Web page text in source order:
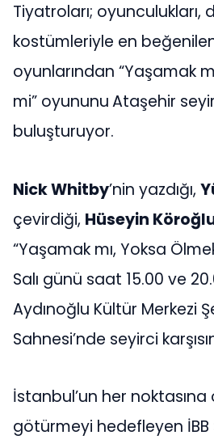
Tiyatroları; oyunculukları,
kostümleriyle en
oyunlarından “Yaşamak
mi” oyununuAtaşehir
buluşturuyor.
Nick Whitby’nin yazdığı,
çevirdiği, Hüseyin
“Yaşamak mı, Yoksa
Salı günü saat 15.00 ve
Aydınoğlu Kültür Merkezi
Sahnesi’nde seyirci
İstanbul’un her noktasına
götürmeyi hedefleyen İBB